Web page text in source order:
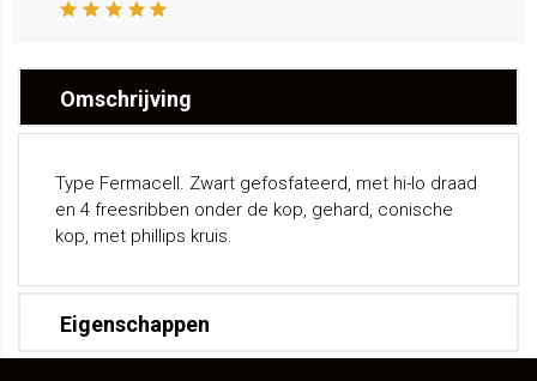
Omschrijving
Type Fermacell. Zwart gefosfateerd, met hi-lo draad
en 4 freesribben onder de kop, gehard, conische
kop, met phillips kruis.
Eigenschappen